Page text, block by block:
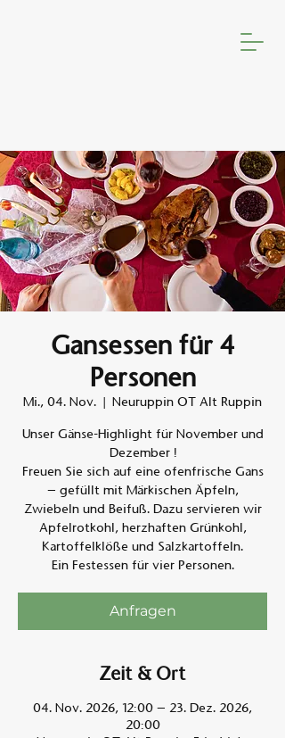
Gansessen für 4
Personen
Mi., 04. Nov.
  |
Neuruppin OT Alt Ruppin
Unser Gänse-Highlight für November und
Dezember !
Freuen Sie sich auf eine ofenfrische Gans
– gefüllt mit Märkischen Äpfeln,
Zwiebeln und Beifuß. Dazu servieren wir
Apfelrotkohl, herzhaften Grünkohl,
Kartoffelklöße und Salzkartoffeln.
Ein Festessen für vier Personen.
Anfragen
Zeit & Ort
04. Nov. 2026, 12:00 – 23. Dez. 2026,
20:00